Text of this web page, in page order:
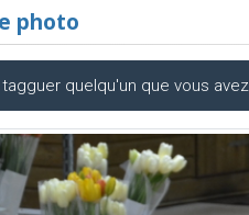
photo
quelqu'un que vous